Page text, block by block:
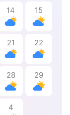
14 15
21 22
28 29
4